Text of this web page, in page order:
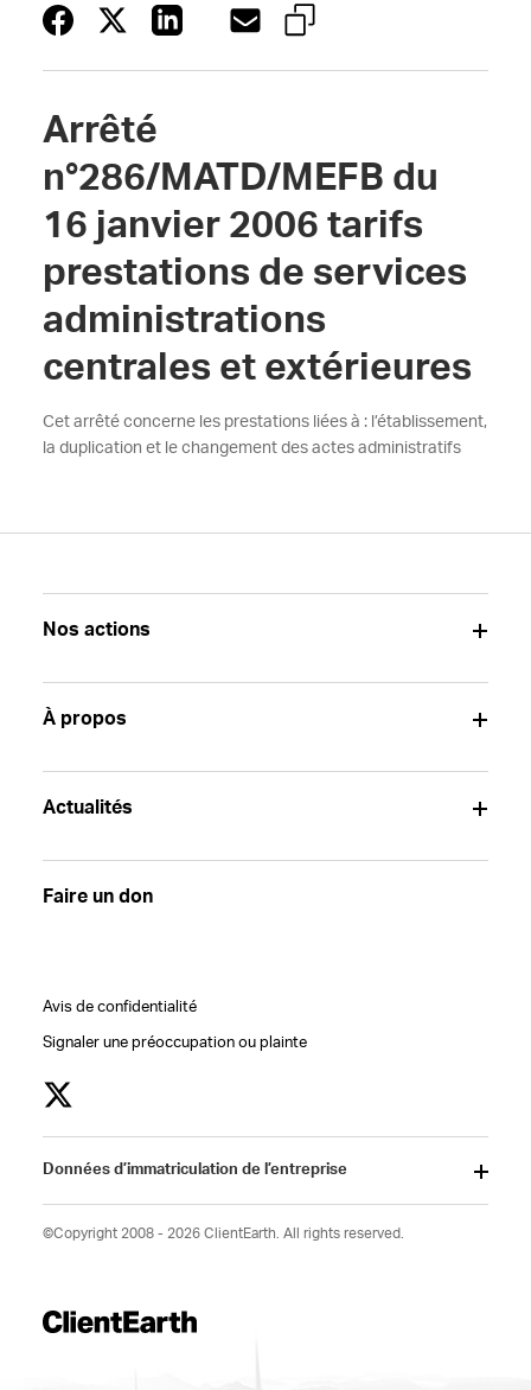
Arrêté
n°286/MATD/MEFB du
16 janvier 2006 tarifs
prestations de services
administrations
centrales et extérieures
Cet arrêté concerne les prestations liées à : l’établissement,
la duplication et le changement des actes administratifs
Nos actions
À propos
Actualités
Faire un don
Avis de confidentialité
Signaler une préoccupation ou plainte
Données d’immatriculation de l’entreprise
©Copyright 2008 - 2026 ClientEarth. All rights reserved.